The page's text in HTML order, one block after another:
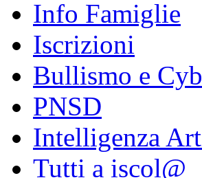
Info Famiglie
Iscrizioni
Bullismo e
PNSD
Intelligenza
Tutti a iscol@